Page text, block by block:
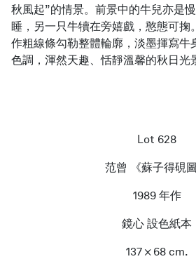
秋風起”的情景。前景中的牛兒亦是
睡，另一只牛犢在旁嬉戲，憨態可掬
作粗線條勾勒整體輪廓，淡墨揮寫牛
色調，渾然天趣、恬靜溫馨的秋日光
Lot 628
范曾 《蘇子得硯圖
1989 年作
鏡心 設色紙本
137 × 68 cm.